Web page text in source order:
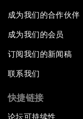
成为我们的合作伙伴
成为我们的会员
订阅我们的新闻稿
联系我们
快捷链接
论坛可持续性